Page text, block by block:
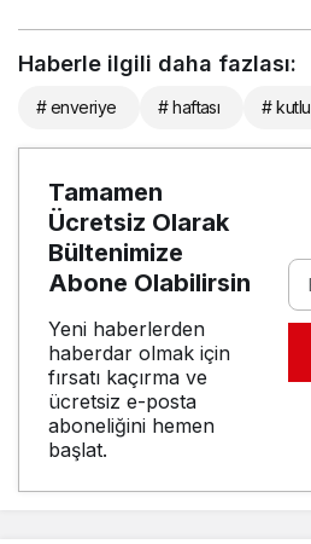
Haberle ilgili daha fazlası:
# enveriye # haftası # kutlu
Tamamen
Ücretsiz Olarak
Bültenimize
Abone Olabilirsin
Yeni haberlerden
haberdar olmak için
fırsatı kaçırma ve
ücretsiz e-posta
aboneliğini hemen
başlat.